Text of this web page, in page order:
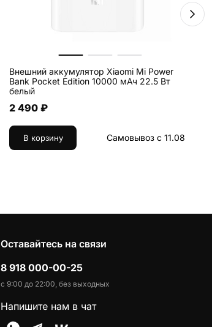
Внешний аккумулятор Xiaomi Mi Power
Bank Pocket Edition 10000 мАч 22.5 Вт
белый
2 490 ₽
В корзину Самовывоз с 11.08
Оставайтесь на связи
8 918 000-00-25
с 9:00 до 22:00, без выходных
Напишите нам в чат